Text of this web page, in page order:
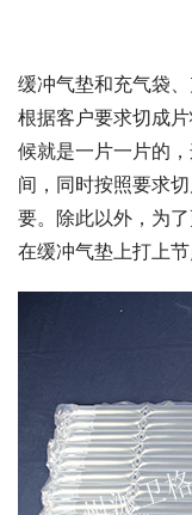
缓冲气垫和充气袋
根据客户要求切成
候就是一片一片的
间，同时按照要求
要。除此以外，为
在缓冲气垫上打上